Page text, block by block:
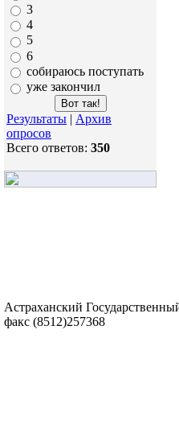
3
4
5
6
собираюсь поступать
уже закончил
Результаты | Архив
опросов
Всего ответов: 350
Астраханский
факс (8512)257368